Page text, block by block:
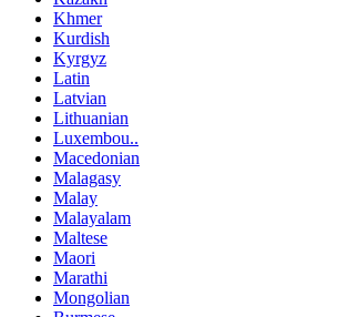
Khmer
Kurdish
Kyrgyz
Latin
Latvian
Lithuanian
Luxembou..
Macedonian
Malagasy
Malay
Malayalam
Maltese
Maori
Marathi
Mongolian